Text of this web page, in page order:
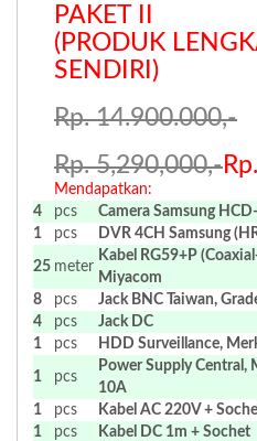
PAKET II
(PRODUK
SENDIRI)
Rp. 14.900.000,-
Rp. 5,290,000,-
Mendapatkan:
4
pcs
Camera Samsung
1
pcs DVR 4CH Samsung
25 meter
Kabel RG59+P
Miyacom
8
pcs
Jack BNC Taiwan,
4
pcs
Jack DC
1
pcs HDD Surveillance,
1 pcs
Power Supply Central,
10A
1
pcs
Kabel AC 220V +
1
pcs
Kabel DC 1m + Sochet